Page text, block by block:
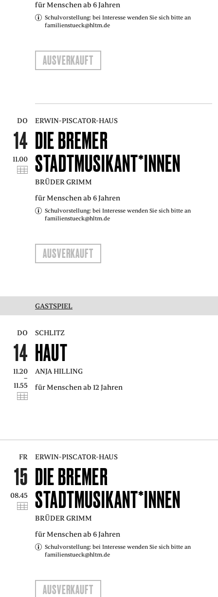
für Menschen ab 6 Jahren
Schulvorstellung: bei Interesse wenden Sie sich bitte an
familienstueck@hltm.de
AUSVERKAUFT
DO
14
11.00
ERWIN-PISCATOR-HAUS
DIE BREMER
STADTMUSIKANT*INNEN
BRÜDER GRIMM
für Menschen ab 6 Jahren
Schulvorstellung: bei Interesse wenden Sie sich bitte an
familienstueck@hltm.de
AUSVERKAUFT
GASTSPIEL
DO
14
11.20
–
11.55
SCHLITZ
HAUT
ANJA HILLING
für Menschen ab 12 Jahren
FR
15
08.45
ERWIN-PISCATOR-HAUS
DIE BREMER
STADTMUSIKANT*INNEN
BRÜDER GRIMM
für Menschen ab 6 Jahren
Schulvorstellung: bei Interesse wenden Sie sich bitte an
familienstueck@hltm.de
AUSVERKAUFT